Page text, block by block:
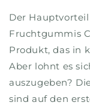
Der
Fruchtgummis
Produkt, das in
Aber lohnt es
auszugeben?
sind auf den